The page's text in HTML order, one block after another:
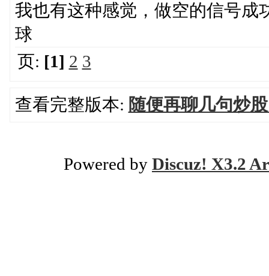
我也有这种感觉，做空的信号成
球
页: [1] 2 3
查看完整版本: 随便再聊几句炒
Powered by Discuz! X3.2